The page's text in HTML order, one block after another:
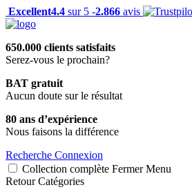
Excellent4.4 sur 5 -2.866 avis
650.000 clients satisfaits
Serez-vous le prochain?
BAT gratuit
Aucun doute sur le résultat
80 ans d’expérience
Nous faisons la différence
Recherche Connexion
Collection complète Fermer Menu
Retour Catégories